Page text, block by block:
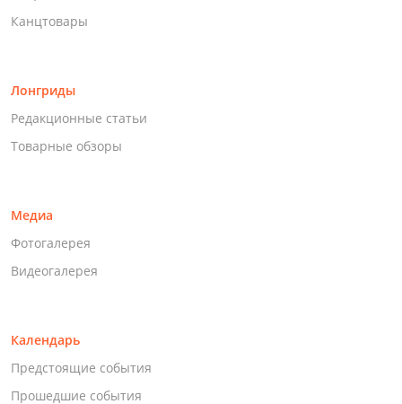
Канцтовары
Лонгриды
Редакционные статьи
Товарные обзоры
Медиа
Фотогалерея
Видеогалерея
Календарь
Предстоящие события
Прошедшие события